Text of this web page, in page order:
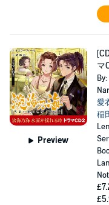
Preview
マ
By:
愛
稲